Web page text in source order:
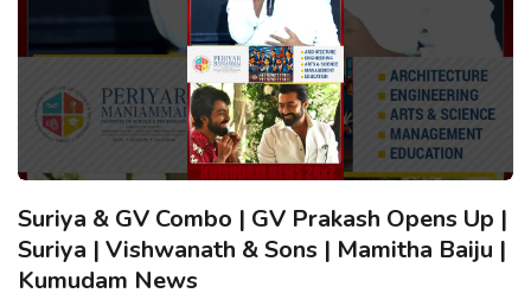
Suriya & GV Combo | GV Prakash Opens Up |
Suriya | Vishwanath & Sons | Mamitha Baiju |
Kumudam News